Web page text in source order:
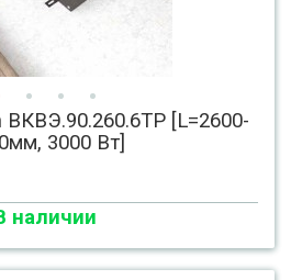
ВКВЭ.90.260.6ТР [L=2600-
3000 Вт]
наличии